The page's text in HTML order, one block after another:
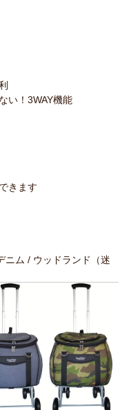
い！3WAY機能
きます
ム / ウッドランド（迷